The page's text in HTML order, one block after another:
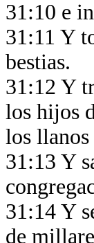
31:10 e
31:11 Y
bestias.
31:12 Y
los hijos
los
31:13 Y
31:14 Y
de